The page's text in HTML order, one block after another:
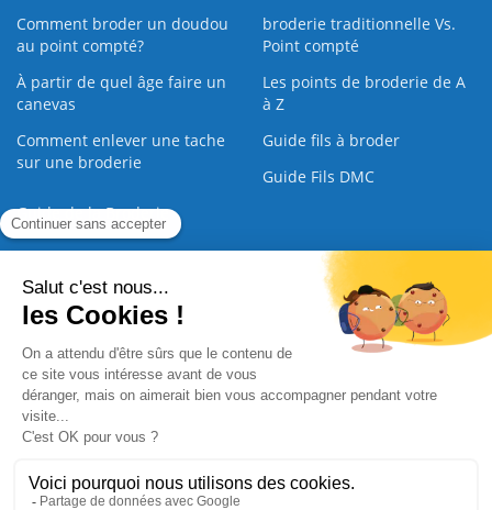
Comment broder un doudou
au point compté?
broderie traditionnelle Vs.
Point compté
À partir de quel âge faire un
canevas
Les points de broderie de A
à Z
Comment enlever une tache
sur une broderie
Guide fils à broder
Guide Fils DMC
Guide de la Broderie
Nous contacter |
Paiement sécurisé
2008 - 2026 © CreaMagic. ALL Rights Reserved.